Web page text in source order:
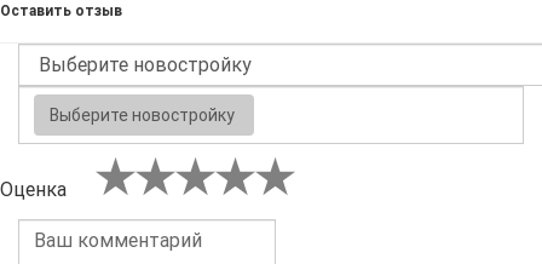
Оставить отзыв
Выберите новостройку
Оценка